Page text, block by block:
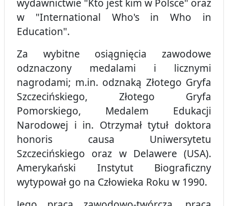
wydawnictwie "Kto jest kim w Polsce" oraz
w "International Who's in Who in
Education".
Za wybitne osiągnięcia zawodowe
odznaczony medalami i licznymi
nagrodami; m.in. odznaką Złotego Gryfa
Szczecińskiego, Złotego Gryfa
Pomorskiego, Medalem Edukacji
Narodowej i in. Otrzymał tytuł doktora
honoris causa Uniwersytetu
Szczecińskiego oraz w Delawere (USA).
Amerykański Instytut Biograficzny
wytypował go na Człowieka Roku w 1990.